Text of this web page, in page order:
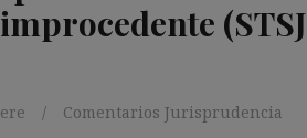
Comentarios Jurisprudencia